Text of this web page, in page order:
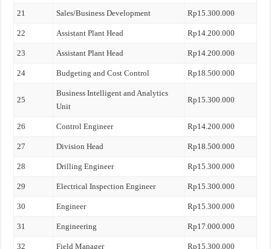
21 Sales/Business Development Rp15.300.000
22 Assistant Plant Head Rp14.200.000
23 Assistant Plant Head Rp14.200.000
24 Budgeting and Cost Control Rp18.500.000
25
Business Intelligent and Analytics
Unit
Rp15.300.000
26 Control Engineer Rp14.200.000
27 Division Head Rp18.500.000
28 Drilling Engineer Rp15.300.000
29 Electrical Inspection Engineer Rp15.300.000
30 Engineer Rp15.300.000
31 Engineering Rp17.000.000
32 Field Manager Rp15.300.000